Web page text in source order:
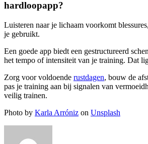
hardloopapp?
Luisteren naar je lichaam voorkomt
je gebruikt.
Een goede app biedt een gestructureerd
het tempo of intensiteit van je training. Dat
Zorg voor voldoende rustdagen, bouw de
pas je training aan bij signalen van
veilig trainen.
Photo by Karla Arróniz on Unsplash